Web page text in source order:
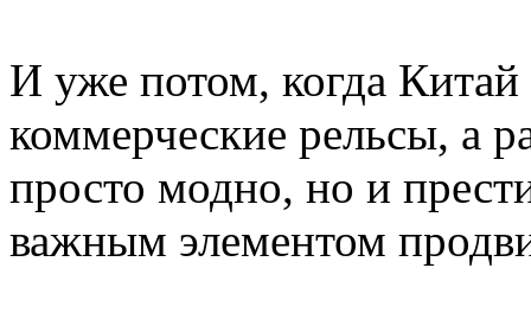
И уже потом, когда Китай
коммерческие рельсы, а
просто модно, но и
важным элементом